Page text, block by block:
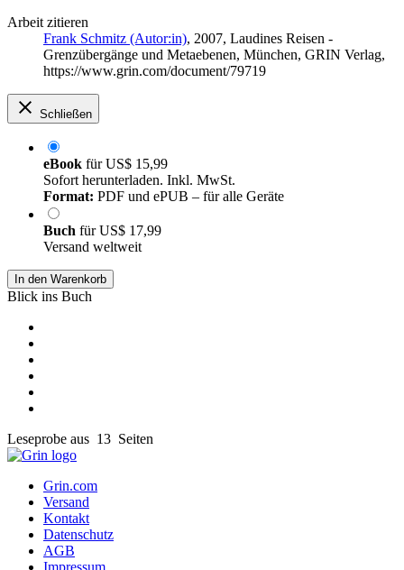
Arbeit zitieren
Frank Schmitz (Autor:in), 2007, Laudines Reisen -
Grenzübergänge und Metaebenen, München, GRIN Verlag,
https://www.grin.com/document/79719
Schließen
eBook fürUS$ 15,99
Sofort herunterladen. Inkl. MwSt.
Format: PDF und ePUB – für alle Geräte
Buch fürUS$ 17,99
Versand weltweit
In den Warenkorb
Blick ins Buch
Leseprobe aus 13 Seiten
Grin.com
Versand
Kontakt
Datenschutz
AGB
Impressum